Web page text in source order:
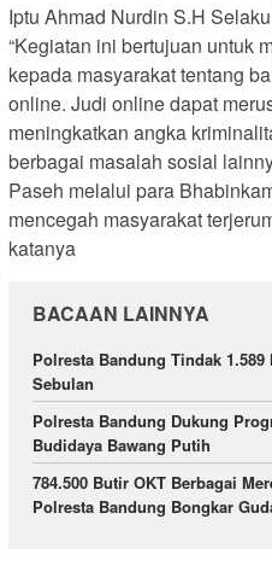
Iptu Ahmad Nurdin S.H
“Kegiatan ini bertujuan untuk
kepada masyarakat tentang
online. Judi online dapat
meningkatkan angka
berbagai masalah sosial
Paseh melalui para
mencegah masyarakat
katanya
BACAAN LAINNYA
Polresta Bandung Tindak
Sebulan
Polresta Bandung Dukung
Budidaya Bawang Putih
784.500 Butir OKT Berbagai
Polresta Bandung Bongkar